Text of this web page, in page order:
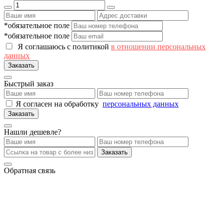
*обязательное поле
*обязательное поле
Я соглашаюсь с политикой в отношении персональных
данных
Заказать
Быстрый заказ
Я согласен на обработку персональных данных
Заказать
Нашли дешевле?
Заказать
Обратная связь